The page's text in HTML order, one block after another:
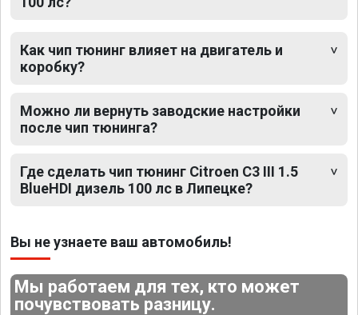
Как чип тюнинг влияет на двигатель и
коробку?
Можно ли вернуть заводские настройки
после чип тюнинга?
Где сделать чип тюнинг Citroen C3 III 1.5
BlueHDI дизель 100 лс в Липецке?
Вы не узнаете ваш автомобиль!
Мы работаем для тех, кто может
почувствовать разницу.